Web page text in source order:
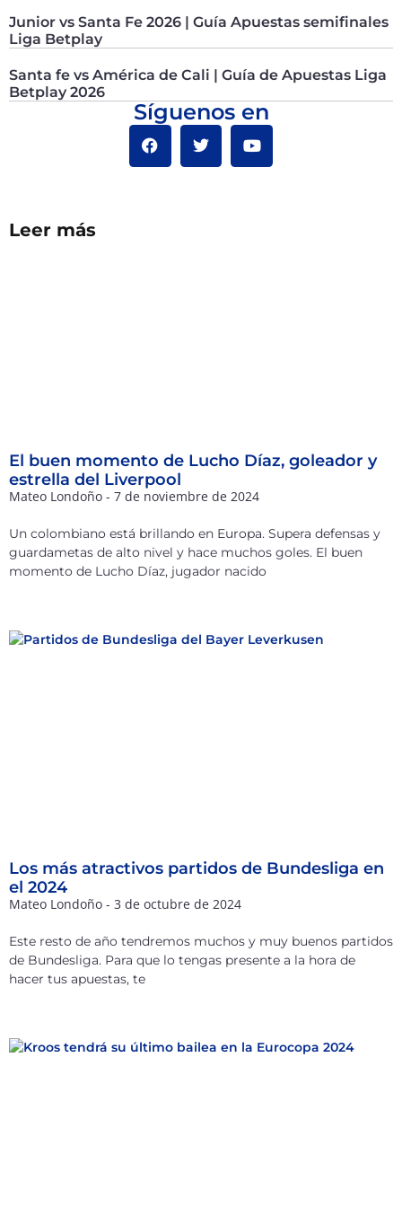
Junior vs Santa Fe 2026 | Guía Apuestas semifinales
Liga Betplay
Santa fe vs América de Cali | Guía de Apuestas Liga
Betplay 2026
Síguenos en
Leer más
El buen momento de Lucho Díaz, goleador y
estrella del Liverpool
Mateo Londoño 7 de noviembre de 2024
Un colombiano está brillando en Europa. Supera defensas y
guardametas de alto nivel y hace muchos goles. El buen
momento de Lucho Díaz, jugador nacido
Los más atractivos partidos de Bundesliga en
el 2024
Mateo Londoño 3 de octubre de 2024
Este resto de año tendremos muchos y muy buenos partidos
de Bundesliga. Para que lo tengas presente a la hora de
hacer tus apuestas, te